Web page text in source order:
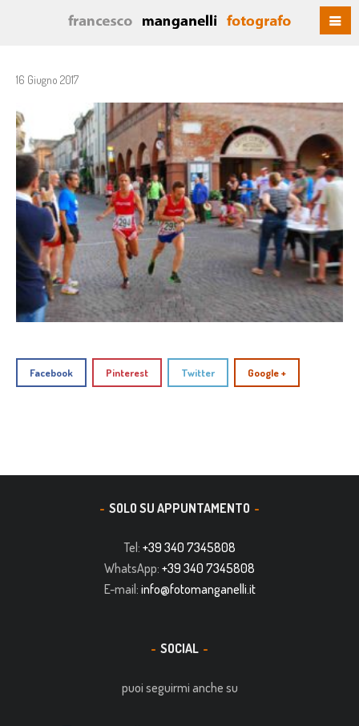
16 Giugno 2017
Facebook Pinterest Twitter Google +
SOLO SU APPUNTAMENTO
Tel: +39 340 7345808
WhatsApp: +39 340 7345808
E-mail: info@fotomanganelli.it
SOCIAL
puoi seguirmi anche su